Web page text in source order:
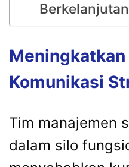
Berkelanjutan
Komunikasi
Tim manajemen
dalam silo